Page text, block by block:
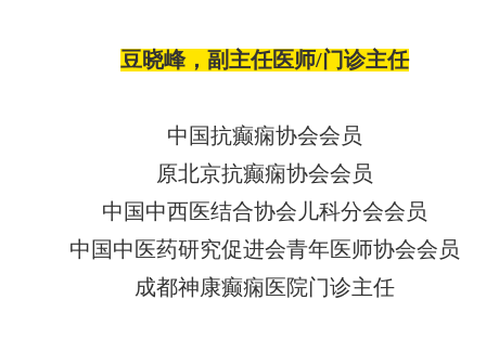
豆晓峰，副主任医师/门诊主任
中国抗癫痫协会会员
原北京抗癫痫协会会员
中国中西医结合协会儿科分会会员
中国中医药研究促进会青年医师协会会员
成都神康癫痫医院门诊主任